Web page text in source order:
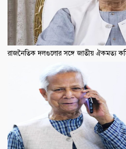
রাজনৈতিক দলগুলোর সঙ্গে জাতীয় ঐকমত্য